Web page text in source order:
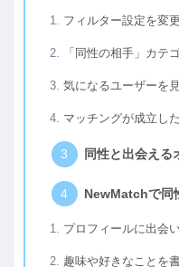
フィルター設定を変
「同性の相手」カテ
気になるユーザーを
マッチングが成立し
同性と出会える
NewMatchで同
プロフィールに出会
趣味や好きなことを